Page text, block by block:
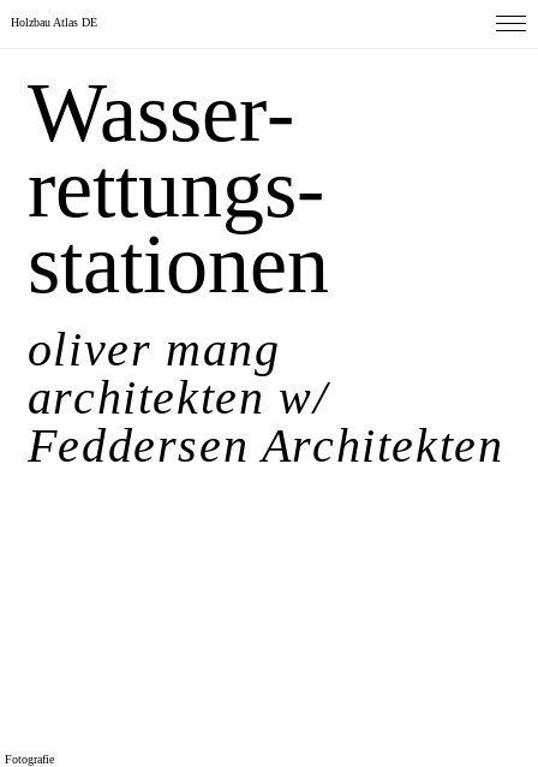
Holzbau Atlas DE
Wasser­­
rettungs­
station­en
oliver mang
architekten w/
Feddersen Architekten
Fotografie